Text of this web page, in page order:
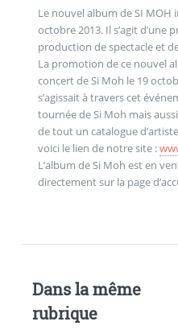
Le nouvel album de SI MOH
octobre 2013. Il s’agit d’une
production de spectacle et
La promotion de ce nouvel
concert de Si Moh le 19
s’agissait à travers cet
tournée de Si Moh mais
de tout un catalogue
voici le lien de notre site :
L’album de Si Moh est en
directement sur la page
Dans la même
rubrique